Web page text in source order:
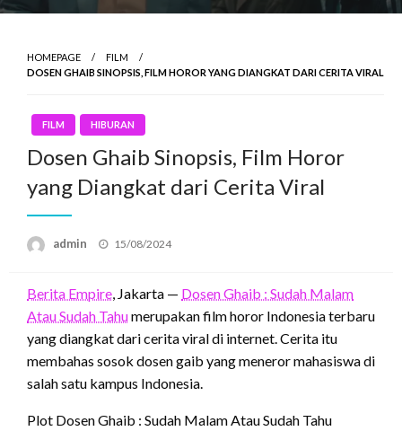
HOMEPAGE
FILM
DOSEN GHAIB SINOPSIS, FILM HOROR YANG DIANGKAT DARI CERITA VIRAL
FILM HIBURAN
Dosen Ghaib Sinopsis, Film Horor
yang Diangkat dari Cerita Viral
admin
Posted
15/08/2024
Berita Empire , Jakarta — Dosen Ghaib : Sudah Malam
Atau Sudah Tahumerupakan film horor Indonesia terbaru
yang diangkat dari cerita viral di internet. Cerita itu
membahas sosok dosen gaib yang meneror mahasiswa di
salah satu kampus Indonesia.
Plot Dosen Ghaib : Sudah Malam Atau Sudah Tahu